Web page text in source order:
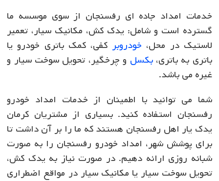
خدمات امداد جاده ای رفسنجان از سوی موسسه ما
گسترده است و شامل: یدک کش، مکانیک سیار، تعمیر
لاستیک در محل، خودروبرکفی، کمک باتری خودرو یا
باتری به باتری،بکسل و چرخگیر، تحویل سوخت سیار و
غیره می باشد.
شما می توانید با اطمینان از خدمات امداد خودرو
رفسنجان استفاده کنید. بسیاری از مشتریان کرمان
یدک یار اهل رفسنجان هستند که ما را بر آن داشت تا
برای پوشش شهر، امداد خودرو رفسنجان را به صورت
شبانه روزی ارائه دهیم. در صورت نیاز به یدک کش،
تحویل سوخت سیار یا مکانیک سیار در مواقع اضطراری